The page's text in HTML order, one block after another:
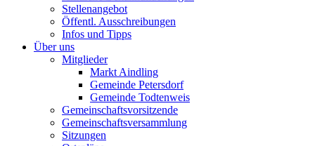
Stellenangebot
Öffentl. Ausschreibungen
Infos und Tipps
Über uns
Mitglieder
Markt Aindling
Gemeinde Petersdorf
Gemeinde Todtenweis
Gemeinschaftsvorsitzende
Gemeinschaftsversammlung
Sitzungen